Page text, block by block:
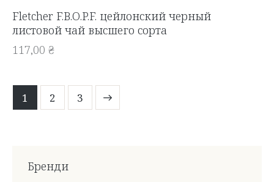
Fletcher F.B.O.P.F. цейлонский черный
листовой чай высшего сорта
117,00 ₴
1 2 3
→
Бренди